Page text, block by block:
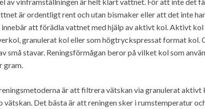
är ordentligt rent och utan bismaker eller att det inte
innebär att förädla vattnet med hjälp av aktivt kol. Aktivt
granulerat kol eller som högtryckspressat format kol.
små stavar. Reningsförmågan beror på vilket kol som
gram.
är att filtrera vätskan via granulerat
vätskan. Det bästa är att reningen sker i rumstemperatur